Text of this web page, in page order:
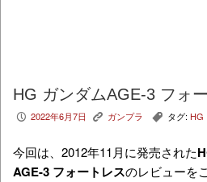
HG ガンダムAGE-3 フォ
P 2022年6月7日 K ガンプラ , タグ: HG
今回は、2012年11月に発売された
AGE-3 フォートレスのレビューを